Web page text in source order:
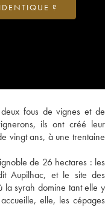
fous de vignes et de
ils ont créé leur
vingt ans, à une trentaine
de 26 hectares : les
Aupilhac, et le site des
la syrah domine tant elle y
elle, les cépages
?